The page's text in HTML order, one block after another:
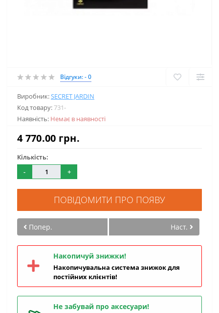
Відгуки: - 0
Виробник:SECRET JARDIN
Код товару:731-
Наявність: Немає в наявності
4 770.00 грн.
Кількість:
-
+
ПОВІДОМИТИ ПРО ПОЯВУ
Попер. Наст.
Накопичуй знижки!
Накопичувальна система знижок для
постійних клієнтів!
Не забувай про аксесуари!